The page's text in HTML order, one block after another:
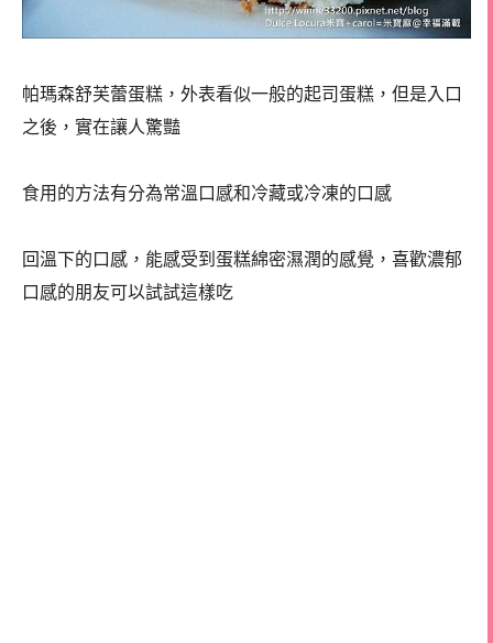
帕瑪森舒芙蕾蛋糕，外表看似一般的起司蛋糕，但是入口
之後，實在讓人驚豔
食用的方法有分為常溫口感和冷藏或冷凍的口感
回溫下的口感，能感受到蛋糕綿密濕潤的感覺，喜歡濃郁
口感的朋友可以試試這樣吃